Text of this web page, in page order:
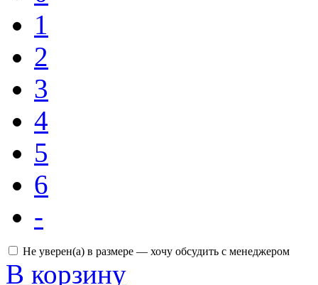
1
2
3
4
5
6
-
Не уверен(а) в размере — хочу обсудить с менеджером
В корзину